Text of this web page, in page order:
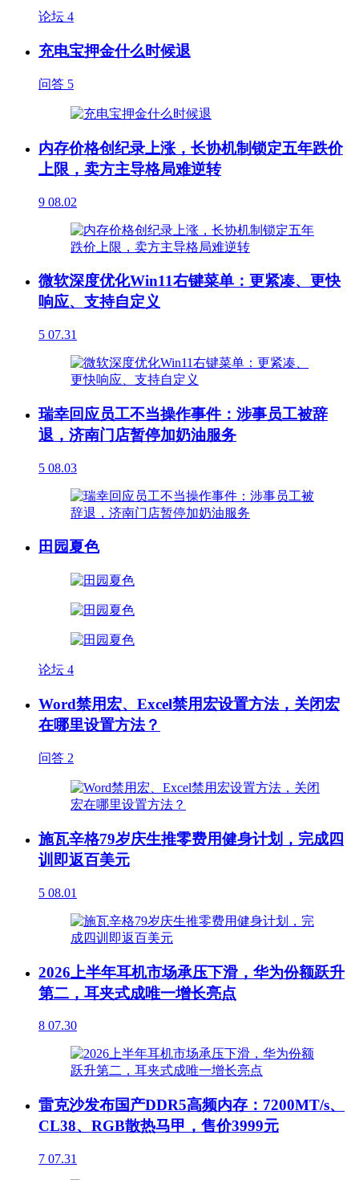
论坛 4
充电宝押金什么时候退
问答 5
内存价格创纪录上涨，长协机制锁定五年跌价
上限，卖方主导格局难逆转
9 08.02
微软深度优化Win11右键菜单：更紧凑、更快
响应、支持自定义
5 07.31
瑞幸回应员工不当操作事件：涉事员工被辞
退，济南门店暂停加奶油服务
5 08.03
田园夏色
论坛 4
Word禁用宏、Excel禁用宏设置方法，关闭宏
在哪里设置方法？
问答 2
施瓦辛格79岁庆生推零费用健身计划，完成四
训即返百美元
5 08.01
2026上半年耳机市场承压下滑，华为份额跃升
第二，耳夹式成唯一增长亮点
8 07.30
雷克沙发布国产DDR5高频内存：7200MT/s、
CL38、RGB散热马甲，售价3999元
7 07.31